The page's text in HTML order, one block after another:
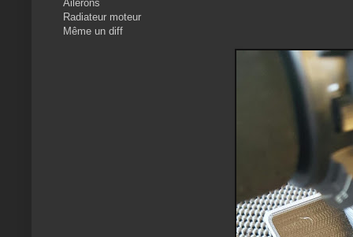
Ailerons
Radiateur moteur
Même un diff